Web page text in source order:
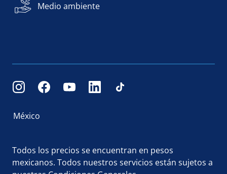
Medio ambiente
México
Todos los precios se encuentran en pesos
mexicanos. Todos nuestros servicios están sujetos a